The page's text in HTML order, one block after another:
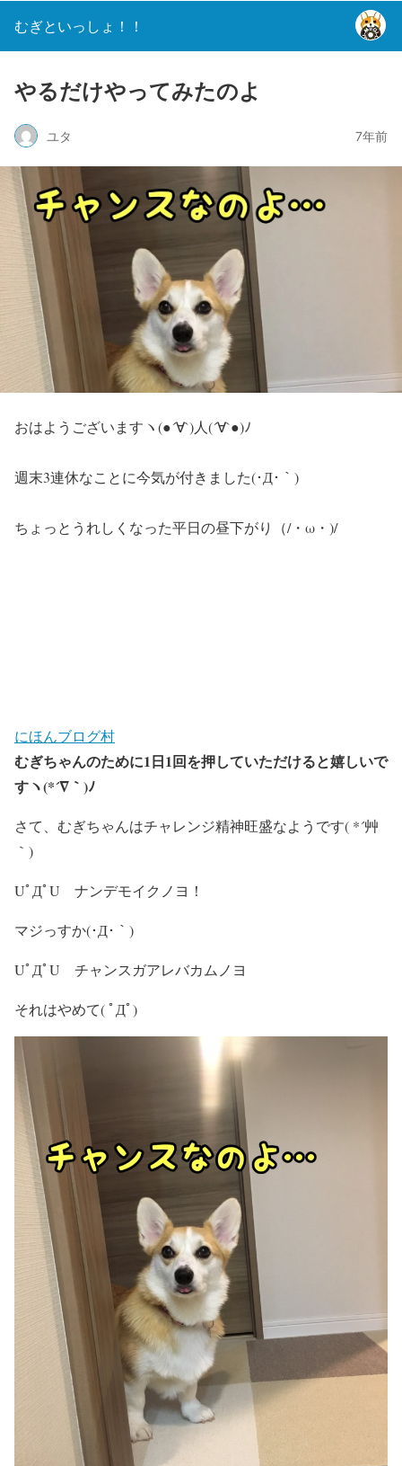
むぎといっしょ！！
やるだけやってみたのよ
ユタ 7年前
おはようございますヽ(●´∀`)人(´∀`●)ﾉ
週末3連休なことに今気が付きました(･Д･｀)
ちょっとうれしくなった平日の昼下がり（/・ω・)/
にほんブログ村
むぎちゃんのために1日1回を押していただけると嬉しいで
すヽ(*´∇｀)ﾉ
さて、むぎちゃんはチャレンジ精神旺盛なようです( *´艸
｀)
UﾟДﾟU ナンデモイクノヨ！
マジっすか(･Д･｀)
UﾟДﾟU チャンスガアレバカムノヨ
それはやめて( ﾟДﾟ)